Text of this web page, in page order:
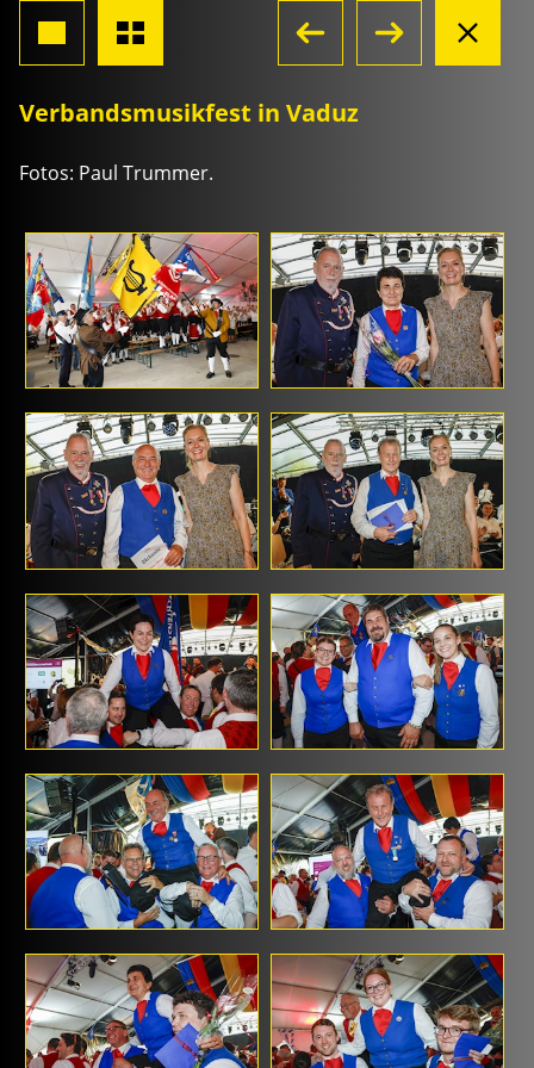
Verbandsmusikfest in Vaduz
Fotos: Paul Trummer.